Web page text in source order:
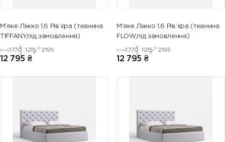
М’яке Ліжко 1,6 Рів’єра (тканина
TIFFANY,під замовлення)
1770 1215 2195
12 795 ₴
М’яке Ліжко 1,6 Рів’єра (тканина
FLOW,під замовлення)
1770 1215 2195
12 795 ₴